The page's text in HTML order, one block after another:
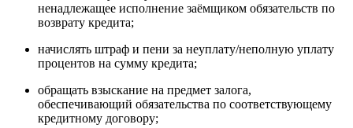
ненадлежащее исполнение заёмщиком обязательств по
возврату кредита;
начислять штраф и пени за неуплату/неполную уплату
процентов на сумму кредита;
обращать взыскание на предмет залога,
обеспечивающий обязательства по соответствующему
кредитному договору;